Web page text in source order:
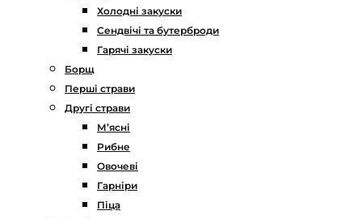
Холодні закуски
Сендвічі та бутерброди
Гарячі закуски
Борщ
Перші страви
Другі страви
М’ясні
Рибне
Овочеві
Гарніри
Піца